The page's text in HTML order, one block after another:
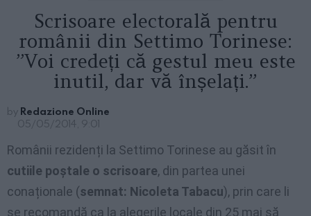
Scrisoare electorală pentru
românii din Settimo Torinese:
”Voi credeți că gestul meu este
inutil, dar vă înșelați.”
by Redazione Online
05/05/2014, 9:01
Românii rezidenți la Settimo Torinese au găsit în
cutiile poștale o scrisoare, din partea unei
conaționale (semnat: Nicoleta Tabacu), prin care li
se recomandă ca la alegerile locale din 25 mai să